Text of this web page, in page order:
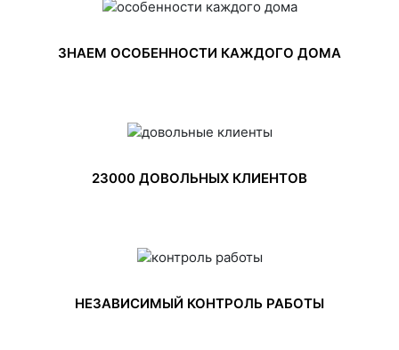
ЗНАЕМ ОСОБЕННОСТИ КАЖДОГО ДОМА
23000 ДОВОЛЬНЫХ КЛИЕНТОВ
НЕЗАВИСИМЫЙ КОНТРОЛЬ РАБОТЫ